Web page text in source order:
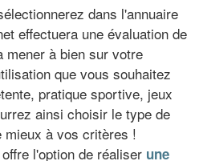
dans l'annuaire
effectuera une évaluation de
mener à bien sur votre
que vous souhaitez
pratique sportive, jeux
ainsi choisir le type de
mieux à vos critères !
l'option de réaliser une